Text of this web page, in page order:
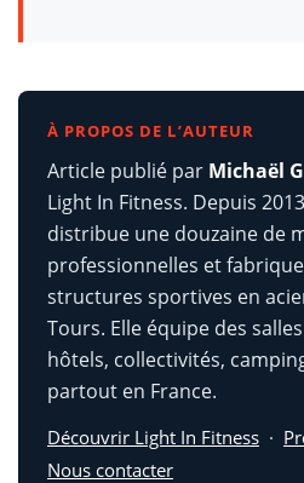
À PROPOS DE L’AUTEUR
Article publié par Michaël
Light In Fitness. Depuis
distribue une douzaine de
professionnelles et
structures sportives en
Tours. Elle équipe des
hôtels, collectivités,
partout en France.
Découvrir Light In Fitness ·
Nous contacter